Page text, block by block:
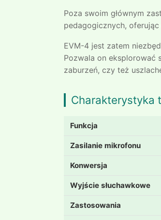
Poza swoim głównym
pedagogicznych,
EVM-4 jest zatem
Pozwala on eksplorować
zaburzeń, czy też
Charakterystyka
Funkcja
Zasilanie mikrofonu
Konwersja
Wyjście słuchawkowe
Zastosowania